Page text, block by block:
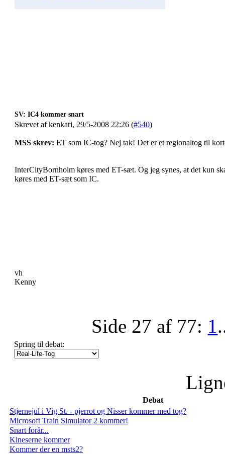
SV: IC4 kommer snart
Skrevet af kenkari, 29/5-2008 22:26 (#540)
MSS skrev: ET som IC-tog? Nej tak! Det er et regionaltog til
InterCityBornholm køres med ET-sæt. Og jeg synes, at det kun
køres med ET-sæt som IC.
vh
Kenny
Side 27 af 77: 1
Spring til debat:
Debat
Stjernejul i Vig St. - pjerrot og Nisser kommer med tog?
Microsoft Train Simulator 2 kommer!
Snart forår...
Kineserne kommer
Kommer der en msts2?